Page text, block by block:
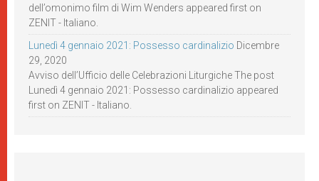
dell’omonimo film di Wim Wenders appeared first on
ZENIT - Italiano.
Lunedì 4 gennaio 2021: Possesso cardinalizio Dicembre
29, 2020
Avviso dell’Ufficio delle Celebrazioni Liturgiche The post
Lunedì 4 gennaio 2021: Possesso cardinalizio appeared
first on ZENIT - Italiano.